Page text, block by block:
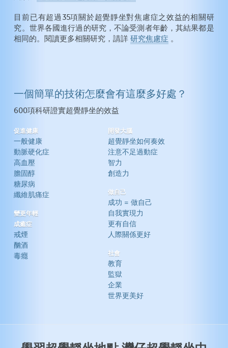
目前已有超過35項關於超覺靜坐對焦慮症之效益的相關研
究。世界各國進行過的研究，不論受測者年齡，其結果都是
相同的。閱讀更多相關研究，請詳研究焦慮症 。
一個簡單的技術怎麼會有這麼多好處？
600項科研證實超覺靜坐的效益
促進健康
一般健康
動脈硬化症
高血壓
膽固醇
糖尿病
纖維肌痛症
變更年輕
成癒症
戒煙
酗酒
毒癮
開發大腦
超覺靜坐如何奏效
注意不足過動症
智力
創造力
做自己
成功 = 做自己
自我實現力
更有自信
人際關係更好
社會
教育
監獄
企業
世界更美好